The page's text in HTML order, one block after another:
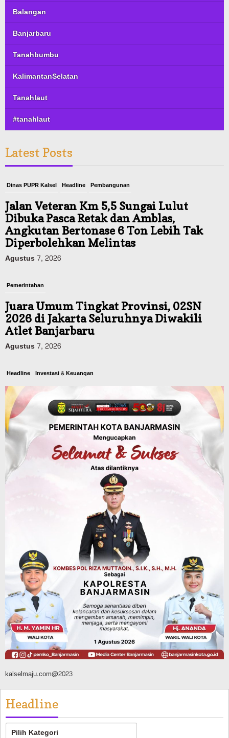
Balangan
Banjarbaru
Tanahbumbu
KalimantanSelatan
Tanahlaut
#tanahlaut
Latest Posts
Dinas PUPR Kalsel Headline Pembangunan
Jalan Veteran Km 5,5 Sungai Lulut
Dibuka Pasca Retak dan Amblas,
Angkutan Bertonase 6 Ton Lebih Tak
Diperbolehkan Melintas
Agustus 7, 2026
Pemerintahan
Juara Umum Tingkat Provinsi, 02SN
2026 di Jakarta Seluruhnya Diwakili
Atlet Banjarbaru
Agustus 7, 2026
Headline Investasi & Keuangan
KUA-PPAS 2027 Banjarbaru Defisit 170
Miliar, Pendapatan 1,2 Triliun Belanja
1,37 Triliun, Tutup Kekurangan dari
SiLPA
Agustus 7, 2026
Kalsel
Operasi Sikat Intan 2026 Berakhir, Polda
Kalsel Amankan Ribuan Miras Hingga
Pemerintahan Sosial & Keagamaan
Banjarmasin Pilot Project Perlinsos
Digital, Target 30 Persen IKD Masih
Jauh, Komisi II DPR Turun Tangan
Agustus 7, 2026
kalselmaju.com@2023
Headline
Headline